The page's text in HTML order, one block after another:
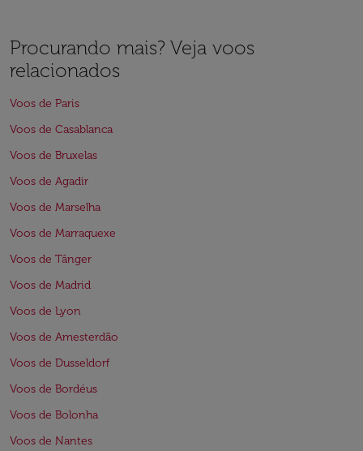
Procurando mais? Veja voos
relacionados
Voos de Paris
Voos de Casablanca
Voos de Bruxelas
Voos de Agadir
Voos de Marselha
Voos de Marraquexe
Voos de Tânger
Voos de Madrid
Voos de Lyon
Voos de Amesterdão
Voos de Dusseldorf
Voos de Bordéus
Voos de Bolonha
Voos de Nantes